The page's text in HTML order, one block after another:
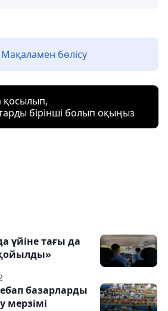
Мақаламен бөлісу
қосылып,
бірінші болып оқыңыз
үйіне тағы да
базарларды
мерзімі